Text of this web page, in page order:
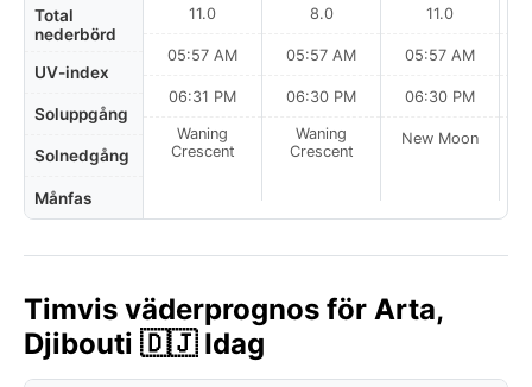
Total
nederbörd
UV-index
Soluppgång
Solnedgång
Månfas
11.0
05:57 AM
06:31 PM
Waning
Crescent
8.0
05:57 AM
06:30 PM
Waning
Crescent
11.0
05:57 AM
06:30 PM
New Moon
Timvis väderprognos för Arta,
Djibouti 🇩🇯 Idag